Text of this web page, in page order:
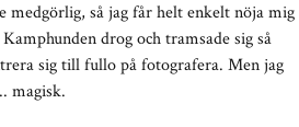
så jag får helt enkelt nöja mig
drog och tramsade sig så
sig till fullo på fotografera. Men jag
magisk.